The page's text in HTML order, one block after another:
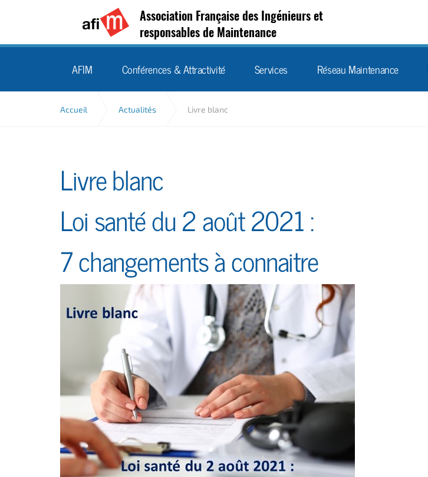
Association Française des Ingénieurs et
responsables de Maintenance
AFIM Conférences & Attractivité Services Réseau Maintenance
Accueil Actualités Livre blanc
Livre blanc
Loi santé du 2 août 2021 :
7 changements à connaitre